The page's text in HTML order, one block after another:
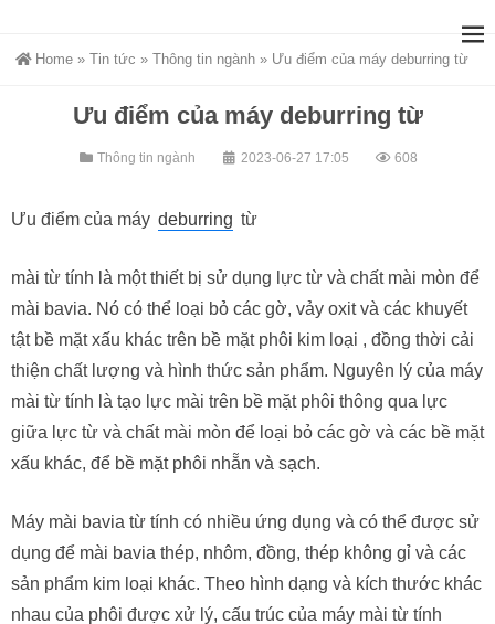
Home » Tin tức » Thông tin ngành » Ưu điểm của máy deburring từ
Ưu điểm của máy deburring từ
Thông tin ngành 2023-06-27 17:05 608
Ưu điểm của máy deburring từ
mài từ tính là một thiết bị sử dụng lực từ và chất mài mòn để
mài bavia. Nó có thể loại bỏ các gờ, vảy oxit và các khuyết
tật bề mặt xấu khác trên bề mặt phôi kim loại , đồng thời cải
thiện chất lượng và hình thức sản phẩm. Nguyên lý của máy
mài từ tính là tạo lực mài trên bề mặt phôi thông qua lực
giữa lực từ và chất mài mòn để loại bỏ các gờ và các bề mặt
xấu khác, để bề mặt phôi nhẵn và sạch.
Máy mài bavia từ tính có nhiều ứng dụng và có thể được sử
dụng để mài bavia thép, nhôm, đồng, thép không gỉ và các
sản phẩm kim loại khác. Theo hình dạng và kích thước khác
nhau của phôi được xử lý, cấu trúc của máy mài từ tính